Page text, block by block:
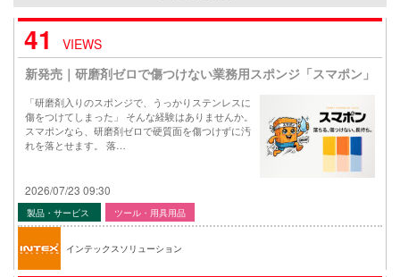
41
VIEWS
新発売｜研磨剤ゼロで傷つけない業務用スポンジ「スマポン」
「研磨剤入りのスポンジで、うっかりステンレスに
傷をつけてしまった」 そんな経験はありませんか。
スマポンなら、研磨剤ゼロで硬質面を傷つけずに汚
れを落とせます。 落…
2026/07/23 09:30
製品・サービス ツール・用具用品
インテックスソリューション